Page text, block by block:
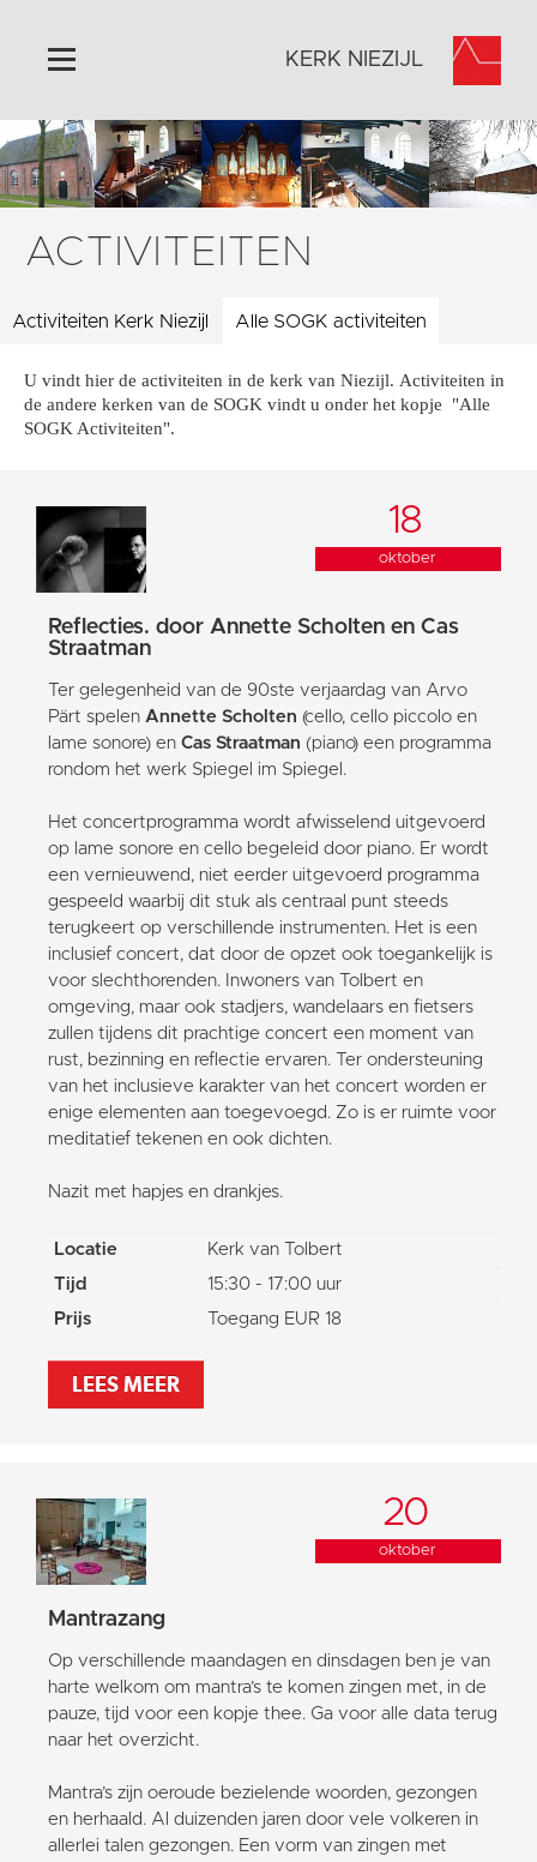
Home
Algemeen
Historie
Activiteiten
Contact
Vaktaal
KERK NIEZIJL
ACTIVITEITEN
Activiteiten Kerk Niezijl Alle SOGK activiteiten
U vindt hier de activiteiten in de kerk van Niezijl. Activiteiten in
de andere kerken van de SOGK vindt u onder het kopje "Alle
SOGK Activiteiten".
18
oktober
Reflecties. door Annette Scholten en Cas
Straatman
Ter gelegenheid van de 90ste verjaardag van Arvo
Pärt spelen Annette Scholten (cello, cello piccolo en
lame sonore) en Cas Straatman (piano) een programma
rondom het werk Spiegel im Spiegel.
Het concertprogramma wordt afwisselend uitgevoerd
op lame sonore en cello begeleid door piano. Er wordt
een vernieuwend, niet eerder uitgevoerd programma
gespeeld waarbij dit stuk als centraal punt steeds
terugkeert op verschillende instrumenten. Het is een
inclusief concert, dat door de opzet ook toegankelijk is
voor slechthorenden. Inwoners van Tolbert en
omgeving, maar ook stadjers, wandelaars en fietsers
zullen tijdens dit prachtige concert een moment van
rust, bezinning en reflectie ervaren. Ter ondersteuning
van het inclusieve karakter van het concert worden er
enige elementen aan toegevoegd. Zo is er ruimte voor
meditatief tekenen en ook dichten.
Nazit met hapjes en drankjes.
Locatie
Kerk van Tolbert
Tijd
15:30 - 17:00 uur
Prijs
Toegang EUR 18
LEES MEER
20
oktober
Mantrazang
Op verschillende maandagen en dinsdagen ben je van
harte welkom om mantra’s te komen zingen met, in de
pauze, tijd voor een kopje thee. Ga voor alle data terug
naar het overzicht.
Mantra’s zijn oeroude bezielende woorden, gezongen
en herhaald. Al duizenden jaren door vele volkeren in
allerlei talen gezongen. Een vorm van zingen met